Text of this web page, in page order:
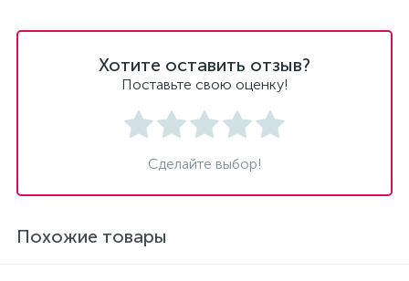
Хотите оставить отзыв?
Поставьте свою оценку!
Сделайте выбор!
Похожие товары